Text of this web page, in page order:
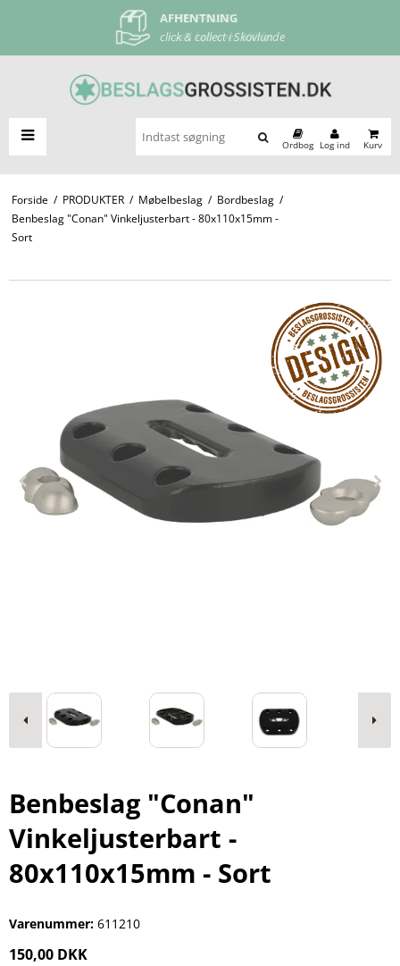
AFHENTNING
click & collect i Skovlunde
FRI FRAGT
ved køb over 500 kr
Ordbog Log ind Kurv
Forside / PRODUKTER / Møbelbeslag / Bordbeslag /
Benbeslag "Conan" Vinkeljusterbart - 80x110x15mm -
Sort
Benbeslag "Conan"
Vinkeljusterbart -
80x110x15mm - Sort
Varenummer: 611210
150,00 DKK